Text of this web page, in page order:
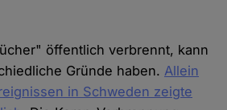
öffentlich verbrennt, kann
Gründe haben.Allein
in Schweden zeigte